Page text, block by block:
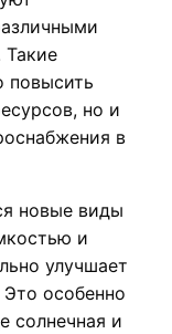
Такие
повысить
но и
в
новые виды
и
улучшает
особенно
солнечная и